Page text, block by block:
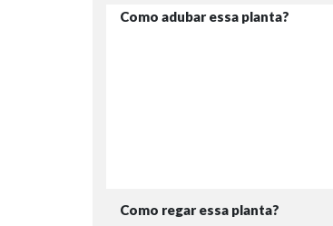
Como adubar essa planta?
Como regar essa planta?